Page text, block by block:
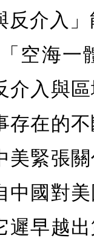
反介入
空海一
介入與
存在的
美緊張
中國對
遲早越